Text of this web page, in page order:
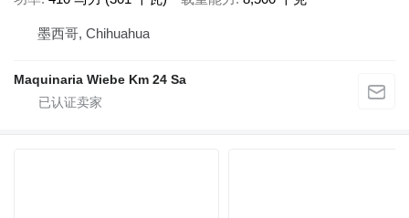
墨西哥, Chihuahua
Maquinaria Wiebe Km 24 Sa